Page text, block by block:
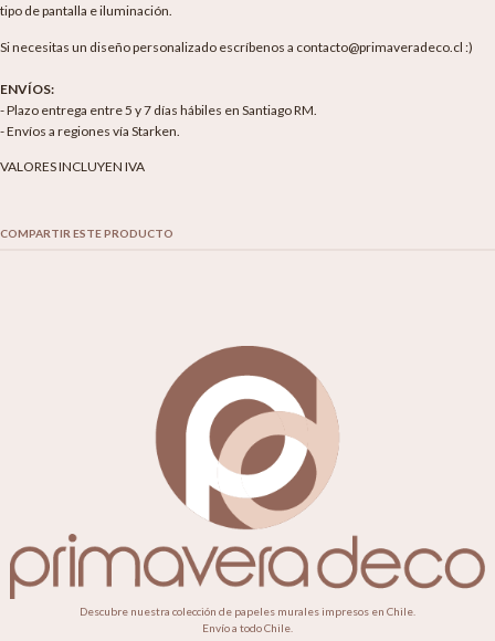
tipo de pantalla e iluminación.
Si necesitas un diseño personalizado escríbenos a contacto@primaveradeco.cl :)
ENVÍOS:
- Plazo entrega entre 5 y 7 días hábiles en Santiago RM.
- Envíos a regiones vía Starken.
VALORES INCLUYEN IVA
COMPARTIR ESTE PRODUCTO
Descubre nuestra colección de papeles murales impresos en Chile.
Envío a todo Chile.